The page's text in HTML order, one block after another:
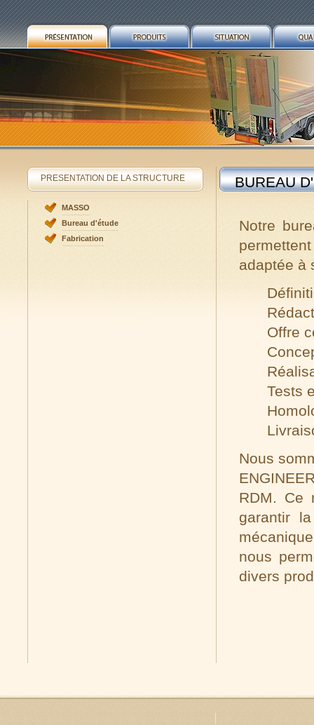
PRESENTATION DE LA STRUCTURE
MASSO
Bureau d'étude
Fabrication
BUREAU
Notre
adaptée à
Offre
Tests
Nous
RDM. Ce
garantir
nous
divers